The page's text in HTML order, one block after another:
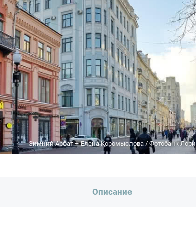
Зимний Арбат – Елена Коромыслова / Фотобанк Лори
Описание